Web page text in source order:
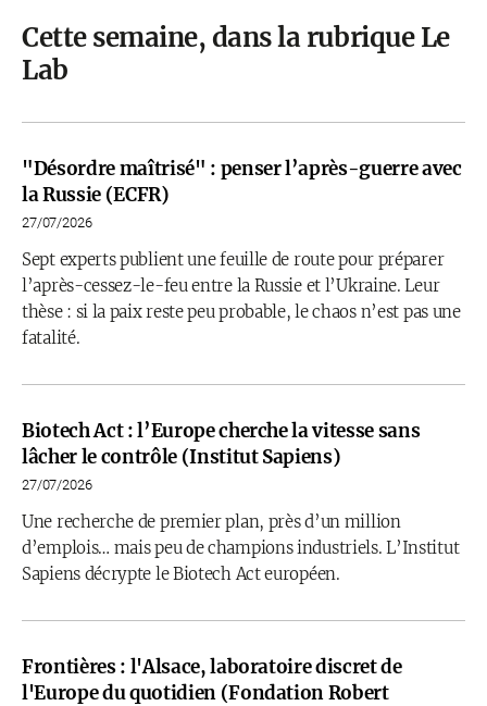
Cette semaine, dans la rubrique Le
Lab
"Désordre maîtrisé" : penser l’après-guerre avec
la Russie (ECFR)
27/07/2026
Sept experts publient une feuille de route pour préparer
l’après-cessez-le-feu entre la Russie et l’Ukraine. Leur
thèse : si la paix reste peu probable, le chaos n’est pas une
fatalité.
Biotech Act : l’Europe cherche la vitesse sans
lâcher le contrôle (Institut Sapiens)
27/07/2026
Une recherche de premier plan, près d’un million
d’emplois… mais peu de champions industriels. L’Institut
Sapiens décrypte le Biotech Act européen.
Frontières : l'Alsace, laboratoire discret de
l'Europe du quotidien (Fondation Robert